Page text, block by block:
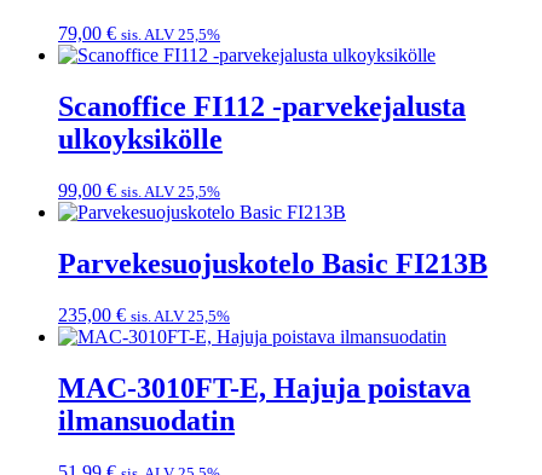
79,00 € sis. ALV 25,5%
Scanoffice FI112 -parvekejalusta
ulkoyksikölle
99,00 € sis. ALV 25,5%
Parvekesuojuskotelo Basic FI213B
235,00 € sis. ALV 25,5%
MAC-3010FT-E, Hajuja poistava
ilmansuodatin